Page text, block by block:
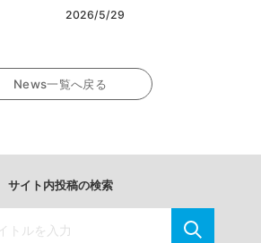
2026/5/29
News一覧へ戻る
サイト内投稿の検索